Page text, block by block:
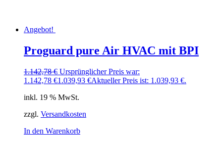
Angebot!
Proguard pure Air HVAC mit BPI
1.142,78€ Ursprünglicher Preis war:
1.142,78 €1.039,93 €Aktueller Preis ist: 1.039,93 €.
inkl. 19 % MwSt.
zzgl. Versandkosten
In den Warenkorb